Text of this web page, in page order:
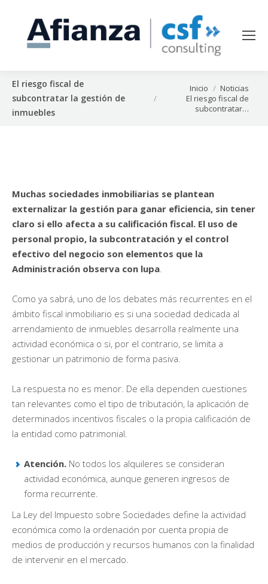
El riesgo fiscal de
subcontratar la gestión de
inmuebles
Inicio
Noticias
El riesgo fiscal de
subcontratar…
Muchas sociedades inmobiliarias se plantean
externalizar la gestión para ganar eficiencia, sin tener
claro si ello afecta a su calificación fiscal. El uso de
personal propio, la subcontratación y el control
efectivo del negocio son elementos que la
Administración observa con lupa
Como ya sabrá, uno de los debates más recurrentes en el
ámbito fiscal inmobiliario es si una sociedad dedicada al
arrendamiento de inmuebles desarrolla realmente una
actividad económica o si, por el contrario, se limita a
gestionar un patrimonio de forma pasiva.
La respuesta no es menor. De ella dependen cuestiones
tan relevantes como el tipo de tributación, la aplicación de
determinados incentivos fiscales o la propia calificación de
la entidad como patrimonial.
Atención. No todos los alquileres se consideran
actividad económica, aunque generen ingresos de
forma recurrente.
La Ley del Impuesto sobre Sociedades define la actividad
económica como la ordenación por cuenta propia de
medios de producción y recursos humanos con la finalidad
de intervenir en el mercado.